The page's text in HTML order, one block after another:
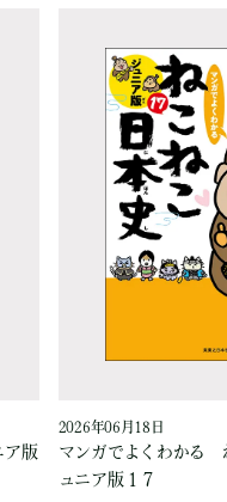
版
2026年06月18日
マンガでよくわかる
ュニア版１７